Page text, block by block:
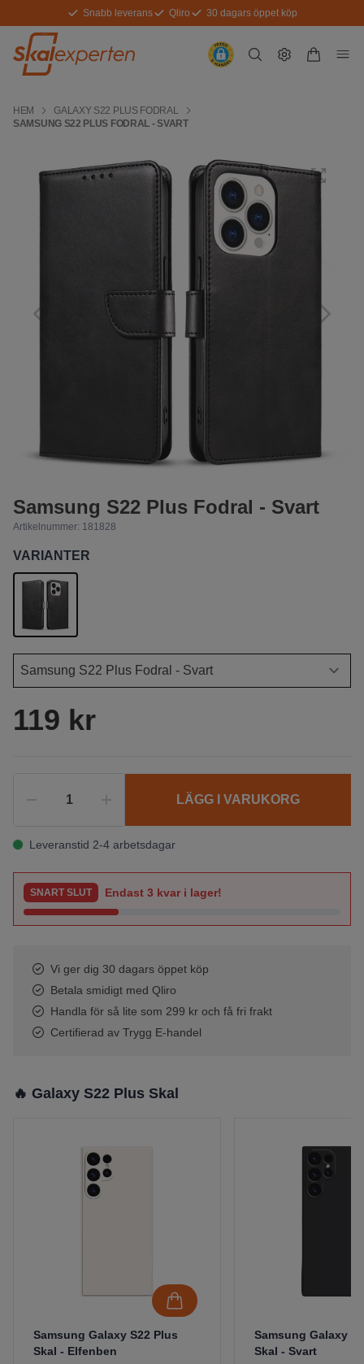
Snabb leverans Qliro 30 dagars öppet köp
HEM
GALAXY S22 PLUS FODRAL
SAMSUNG S22 PLUS FODRAL - SVART
Samsung S22 Plus Fodral - Svart
Artikelnummer: 181828
VARIANTER
119 kr
LÄGG I VARUKORG
Leveranstid 2-4 arbetsdagar
SNART SLUT Endast 3 kvar i lager!
Vi ger dig 30 dagars öppet köp
Betala smidigt med Qliro
Handla för så lite som 299 kr och få fri frakt
Certifierad av Trygg E-handel
🔥 Galaxy S22 Plus Skal
Samsung Galaxy S22 Plus
Skal - Elfenben
Samsung Galaxy
Skal - Svart